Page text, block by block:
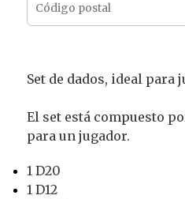
Set de dados, ideal para
El set está compuesto
para un jugador.
1 D20
1 D12